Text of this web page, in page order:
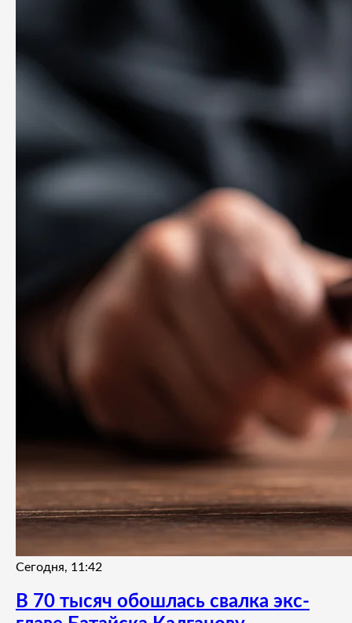
Сегодня, 11:42
В 70 тысяч обошлась свалка экс-